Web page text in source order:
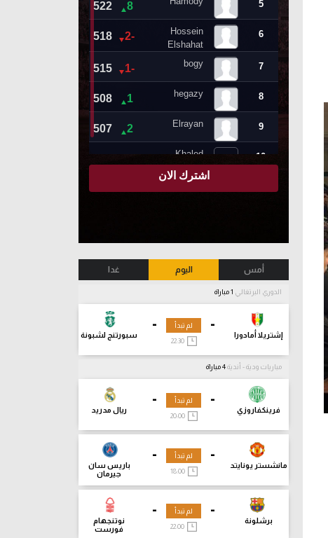
أمس اليوم غدا
الدوري البرتغالي
-
إشتريلا أمادورا
-
سبورتنج لشبونة
لم تبدأ
22:30
مباريات ودية - أندية
-
فرينكفاروزي
-
ريال مدريد
لم تبدأ
20:00
-
مانشستر يونايتد
-
باريس سان
جيرمان
لم تبدأ
18:00
-
برشلونة
-
نوتنجهام
فورست
لم تبدأ